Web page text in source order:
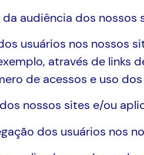
audiência dos
usuários nos nossos
através de links
de acessos e uso
nossos sites e/ou
dos usuários nos